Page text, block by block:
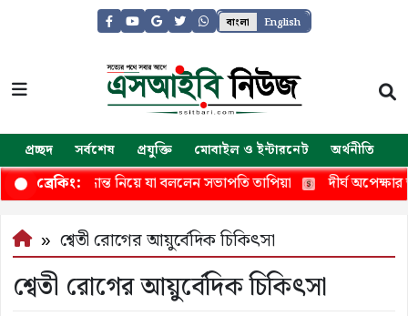
বাংলা English
প্রচ্ছদ সর্বশেষ প্রযুক্তি মোবাইল ও ইন্টারনেট অর্থনীতি
ব্রেকিং:
অবসরের সিদ্ধান্ত নিয়ে যা বললেন সভাপতি তাপিয়া দীর্ঘ
শ্বেতী রোগের আয়ুর্বেদিক চিকিৎসা
শ্বেতী রোগের আয়ুর্বেদিক চিকিৎসা